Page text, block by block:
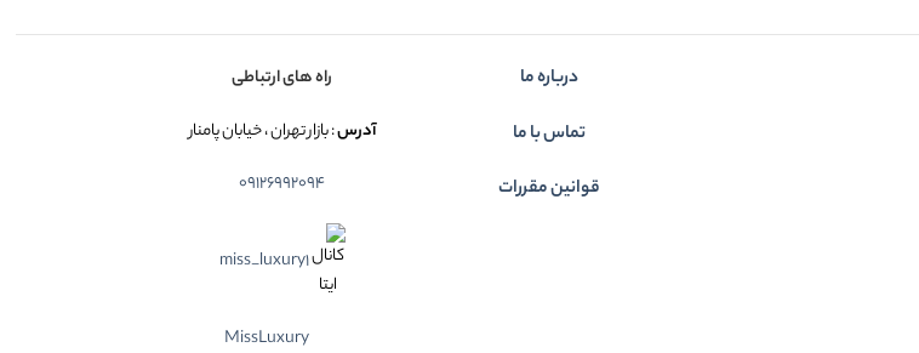
درباره ما
تماس با ما
قوانین مقررات
راه های ارتباطی
آدرس: بازار تهران ، خیابان پامنار
09126992094
miss_luxury1
MissLuxury